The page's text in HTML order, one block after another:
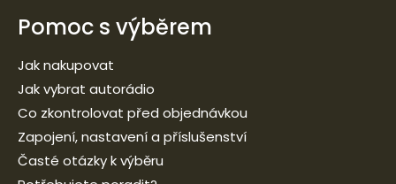
Pomoc s výběrem
Jak nakupovat
Jak vybrat autorádio
Co zkontrolovat před objednávkou
Zapojení, nastavení a příslušenství
Časté otázky k výběru